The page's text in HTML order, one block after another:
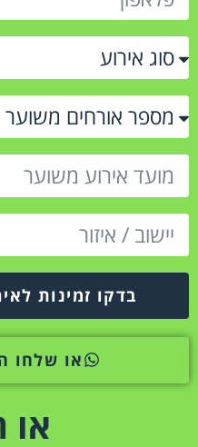
בדקו זמינות
או שלחו
או